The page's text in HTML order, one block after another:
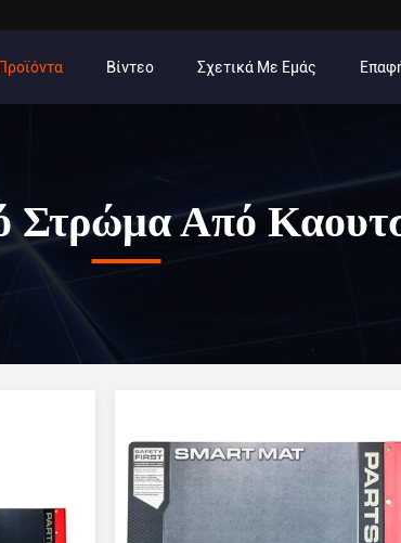
Προϊόντα Βίντεο Σχετικά Με Εμάς
Στρώμα Από